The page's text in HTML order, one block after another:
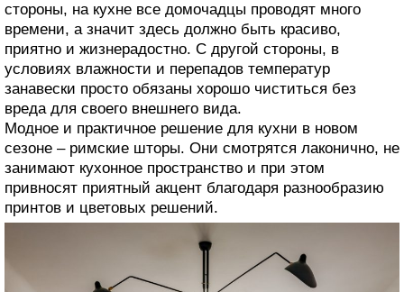
стороны, на кухне все домочадцы проводят много
времени, а значит здесь должно быть красиво,
приятно и жизнерадостно. С другой стороны, в
условиях влажности и перепадов температур
занавески просто обязаны хорошо чиститься без
вреда для своего внешнего вида.
Модное и практичное решение для кухни в новом
сезоне – римские шторы. Они смотрятся лаконично, не
занимают кухонное пространство и при этом
привносят приятный акцент благодаря разнообразию
принтов и цветовых решений.